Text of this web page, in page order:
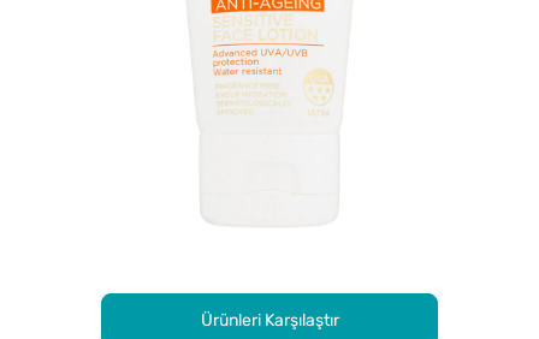
Ürünleri Karşılaştır